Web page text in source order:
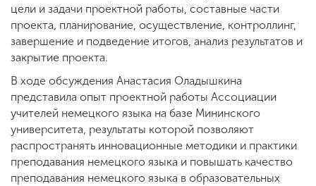
цели и задачи проектной работы, составные части
проекта, планирование, осуществление, контроллинг,
завершение и подведение итогов, анализ результатов и
закрытие проекта.
В ходе обсуждения Анастасия Оладышкина
представила опыт проектной работы Ассоциации
учителей немецкого языка на базе Мининского
университета, результаты которой позволяют
распространять инновационные методики и практики
преподавания немецкого языка и повышать качество
преподавания немецкого языка в образовательных